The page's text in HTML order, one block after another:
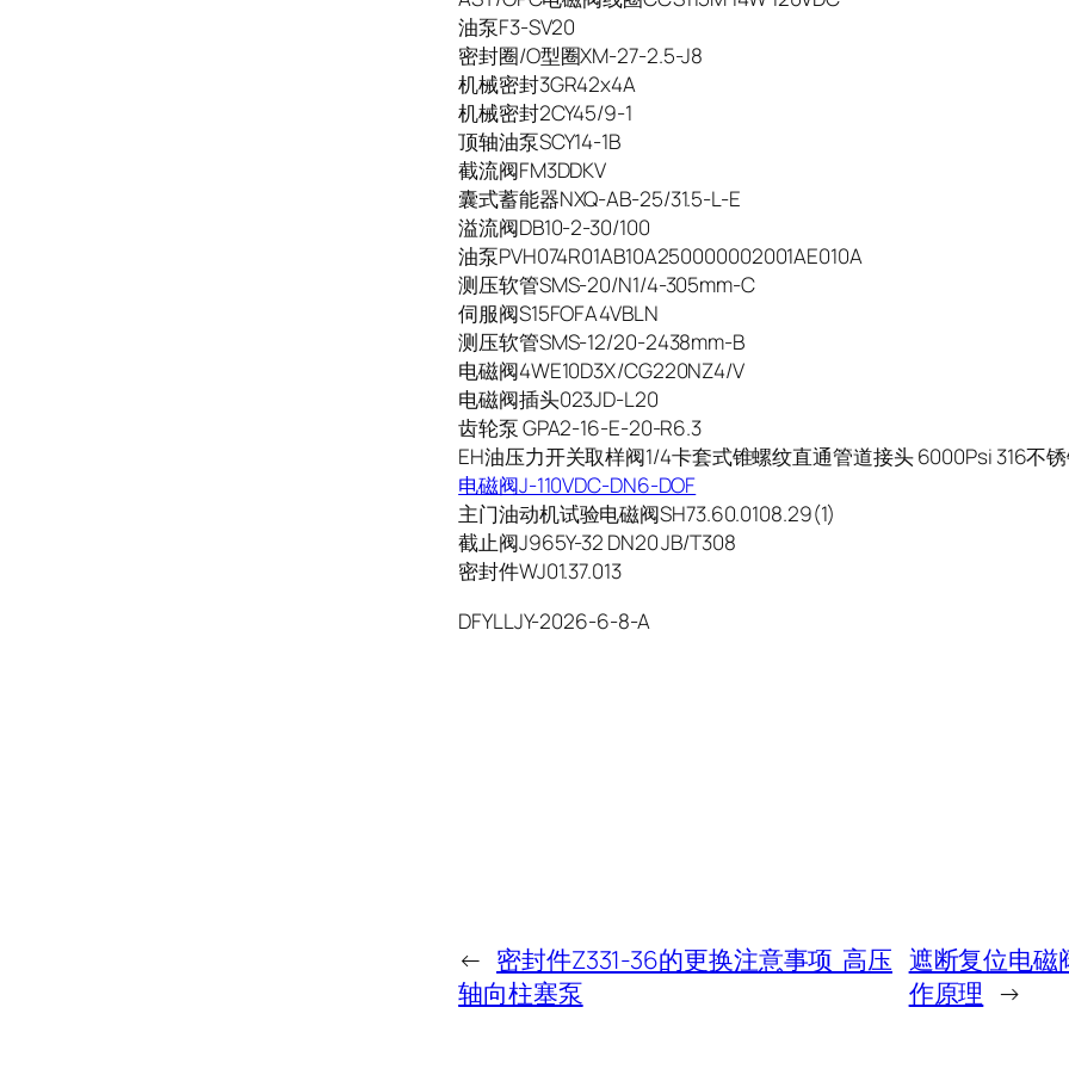
油泵F3-SV20
密封圈/O型圈XM-27-2.5-J8
机械密封3GR42x4A
机械密封2CY45/9-1
顶轴油泵SCY14-1B
截流阀FM3DDKV
囊式蓄能器NXQ-AB-25/31.5-L-E
溢流阀DB10-2-30/100
油泵PVH074R01AB10A250000002001AE010A
测压软管SMS-20/N1/4-305mm-C
伺服阀S15FOFA4VBLN
测压软管SMS-12/20-2438mm-B
电磁阀4WE10D3X/CG220NZ4/V
电磁阀插头023JD-L20
齿轮泵 GPA2-16-E-20-R6.3
EH油压力开关取样阀1/4卡套式锥螺纹直通管道接头 6000Psi 316不
电磁阀J-110VDC-DN6-DOF
主门油动机试验电磁阀SH73.60.0108.29(1)
截止阀J965Y-32 DN20 JB/T308
密封件WJ01.37.013
DFYLLJY-2026-6-8-A
← 密封件Z331-36的更换注意事项 高压
轴向柱塞泵
遮断复位电磁
作原理 →